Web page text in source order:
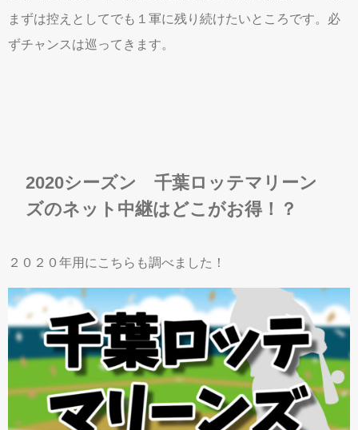
まずは控えとしてでも１軍に残り続けたいところです。必
ずチャンスは巡ってきます。
2020シーズン 千葉ロッテマリーン
ズのネット中継はどこがお得！？
２０２０年用にこちらも調べました！